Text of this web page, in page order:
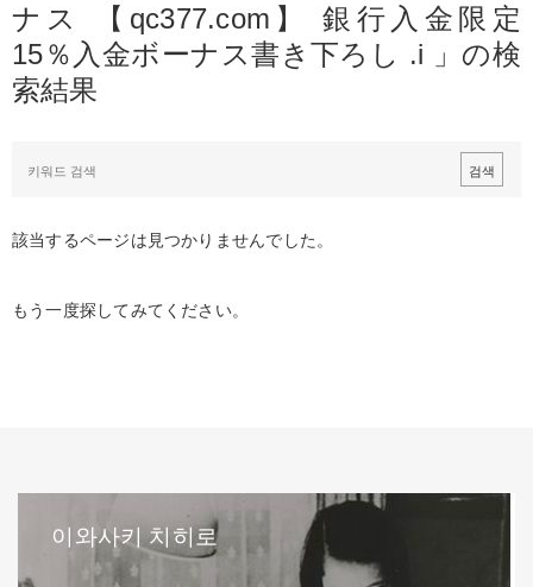
ナス 【qc377.com】 銀行入金限定
15％入金ボーナス書き下ろし .i 」の検
索結果
該当するページは見つかりませんでした。
もう一度探してみてください。
이와사키 치히로